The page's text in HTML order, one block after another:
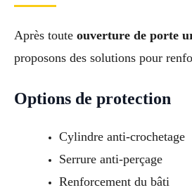
Après toute ouverture de porte
proposons des solutions pour
Options de protection
Cylindre anti-crochetage
Serrure anti-perçage
Renforcement du bâti